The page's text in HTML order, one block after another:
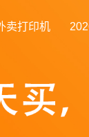
卖打印机